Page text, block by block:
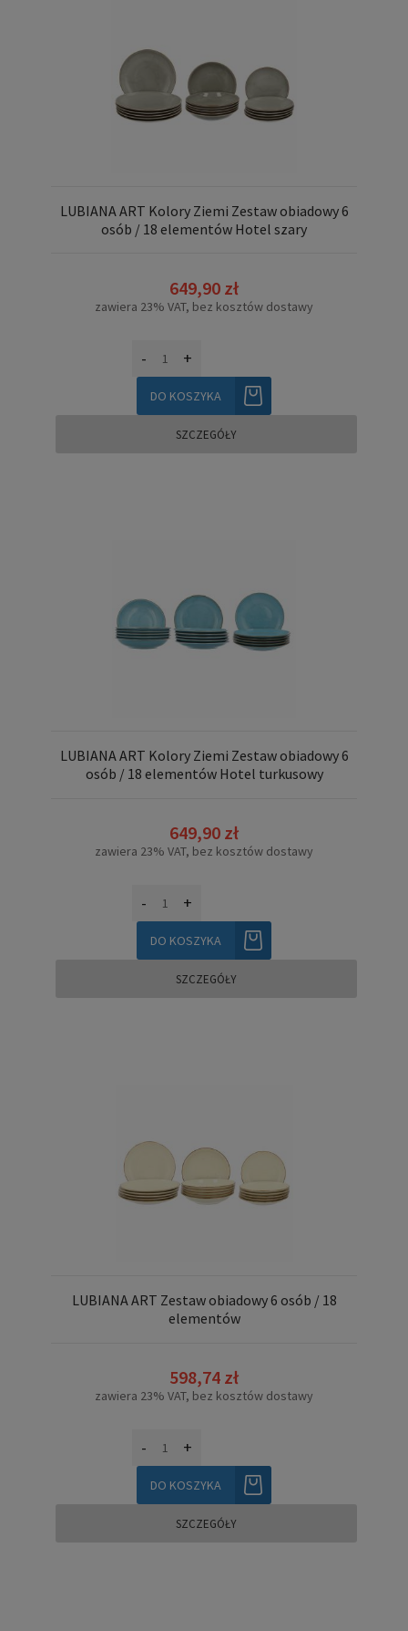
LUBIANA ART Kolory Ziemi Zestaw obiadowy 6
osób / 18 elementów Hotel szary
649,90 zł
zawiera 23% VAT, bez kosztów dostawy
- +
DO KOSZYKA
SZCZEGÓŁY
LUBIANA ART Kolory Ziemi Zestaw obiadowy 6
osób / 18 elementów Hotel turkusowy
649,90 zł
zawiera 23% VAT, bez kosztów dostawy
- +
DO KOSZYKA
SZCZEGÓŁY
LUBIANA ART Zestaw obiadowy 6 osób / 18
elementów
598,74 zł
zawiera 23% VAT, bez kosztów dostawy
- +
DO KOSZYKA
SZCZEGÓŁY